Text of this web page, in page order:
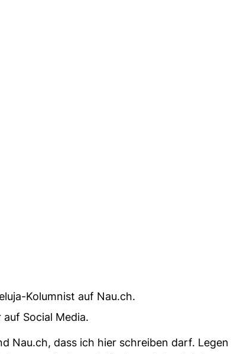
Kolumnist auf Nau.ch.
Social Media.
Nau.ch, dass ich hier schreiben darf.